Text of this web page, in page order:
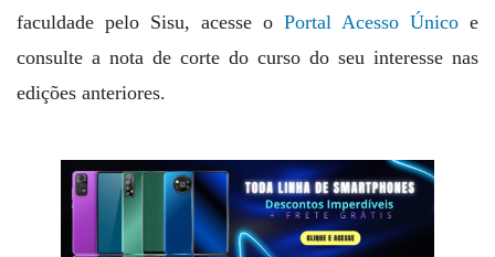
faculdade pelo Sisu, acesse o Portal Acesso Único e
consulte a nota de corte do curso do seu interesse nas
edições anteriores.